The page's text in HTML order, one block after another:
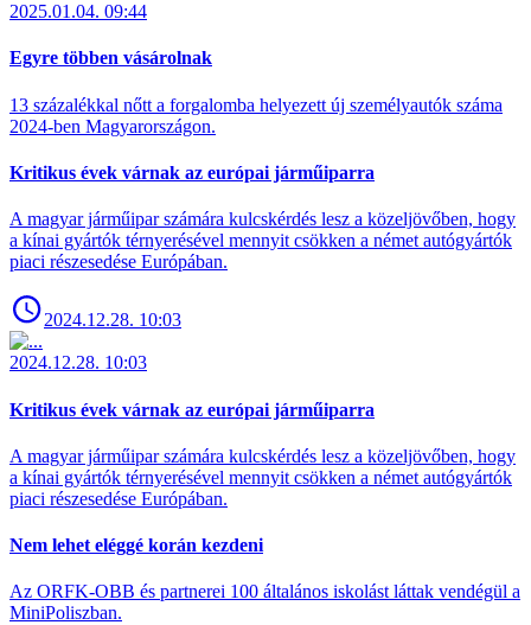
2025.01.04. 09:44
Egyre többen vásárolnak
13 százalékkal nőtt a forgalomba helyezett új személyautók száma
2024-ben Magyarországon.
Kritikus évek várnak az európai járműiparra
A magyar járműipar számára kulcskérdés lesz a közeljövőben, hogy
a kínai gyártók térnyerésével mennyit csökken a német autógyártók
piaci részesedése Európában.
2024.12.28. 10:03
2024.12.28. 10:03
Kritikus évek várnak az európai járműiparra
A magyar járműipar számára kulcskérdés lesz a közeljövőben, hogy
a kínai gyártók térnyerésével mennyit csökken a német autógyártók
piaci részesedése Európában.
Nem lehet eléggé korán kezdeni
Az ORFK-OBB és partnerei 100 általános iskolást láttak vendégül a
MiniPoliszban.